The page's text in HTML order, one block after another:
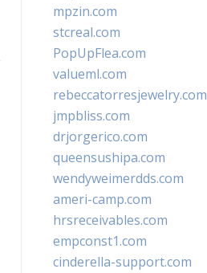
mpzin.com
stcreal.com
PopUpFlea.com
valueml.com
rebeccatorresjewelry.com
jmpbliss.com
drjorgerico.com
queensushipa.com
wendyweimerdds.com
ameri-camp.com
hrsreceivables.com
empconst1.com
cinderella-support.com